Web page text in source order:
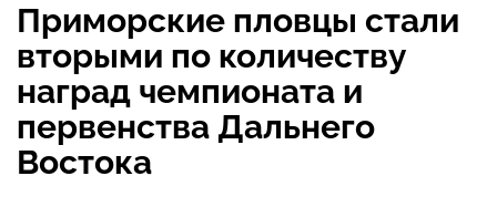
Приморские пловцы стали
вторыми по количеству
наград чемпионата и
первенства Дальнего
Востока